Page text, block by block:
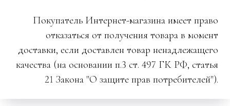
Покупатель Интернет-магазина имеет право
отказаться от получения товара в момент
доставки, если доставлен товар ненадлежащего
качества (на основании п.3 ст. 497 ГК РФ, статья
21 Закона "О защите прав потребителей").